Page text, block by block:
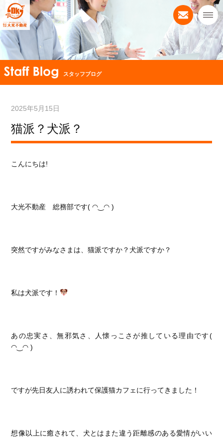
スタッフブログ
2025年5月15日
猫派？犬派？
こんにちは!
大光不動産 総務部です( ◠‿◠ )
突然ですがみなさまは、猫派ですか？犬派ですか？
私は犬派です！
あの忠実さ、無邪気さ、人懐っこさが推している理由です(
◠‿◠ )
ですが先日友人に誘われて保護猫カフェ⁡ に行ってきました！
想像以上に癒されて、犬とはまた違う距離感のある愛情がいい